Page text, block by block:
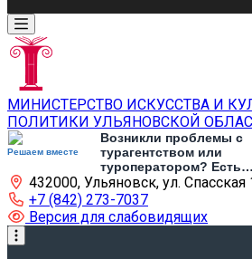
МИНИСТЕРСТВО ИСКУССТВА И
ПОЛИТИКИ УЛЬЯНОВСКОЙ
Решаем вместе
Возникли проблемы с
турагентством или
туроператором? Есть
предложения по
туризма и
инфраструктуры?
этом
432000, Ульяновск, ул. Спасская
+7 (842) 273-7037
Версия для слабовидящих